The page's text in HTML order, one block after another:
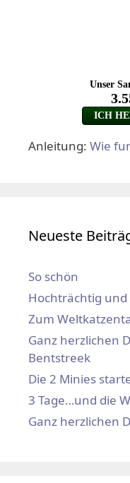
Anleitung: Wie
Neueste
So schön
Hochträchtig
Zum
Ganz herzlichen
Bentstreek
Die 2 Minies
3 Tage…und die
Ganz herzlichen